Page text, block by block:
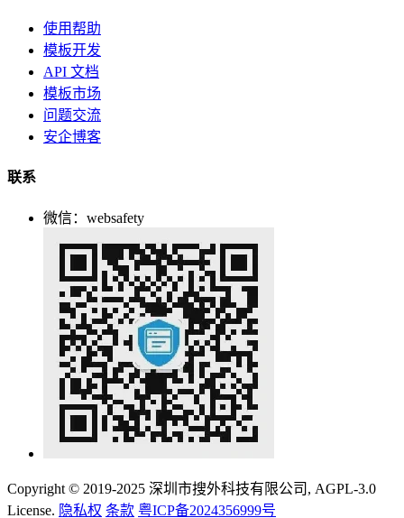
使用帮助
模板开发
API 文档
模板市场
问题交流
安企博客
联系
微信：websafety
Copyright © 2019-2025 深圳市搜外科技有限公司, AGPL-3.0
License. 隐私权 条款 粤ICP备2024356999号